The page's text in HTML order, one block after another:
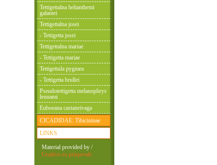
Tettigettalna helianthemi
galantei
Tettigettalna josei
- Tettigetta josei
Tettigettalna mariae
- Tettigetta mariae
Tettigettula pygmea
- Tettigetta brullei
Pseudotettigetta melanophrys
leunami
Euboeana castaneivaga
CICADIDAE: Tibicininae
LINKS
Material provided by /
Gradivo so prispevali: